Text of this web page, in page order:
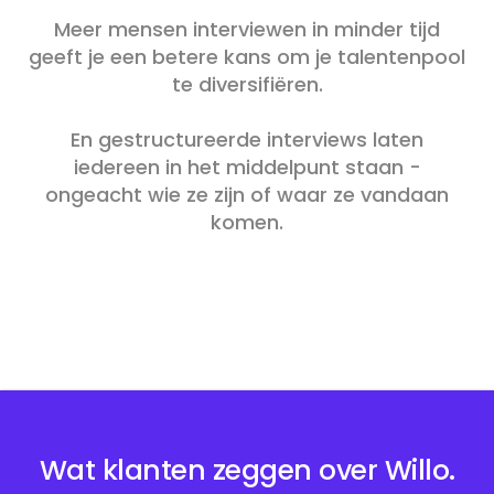
Meer mensen interviewen in minder tijd
geeft je een betere kans om je talentenpool
te diversifiëren.
En gestructureerde interviews laten
iedereen in het middelpunt staan -
ongeacht wie ze zijn of waar ze vandaan
komen.
Wat klanten zeggen over Willo.